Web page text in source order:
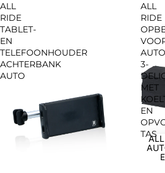
ALL
RIDE
TABLET-
EN
TELEFOONHOUDER
ACHTERBANK
AUTO
ALL
RIDE
AUTO
3-
MET
EN
TAS